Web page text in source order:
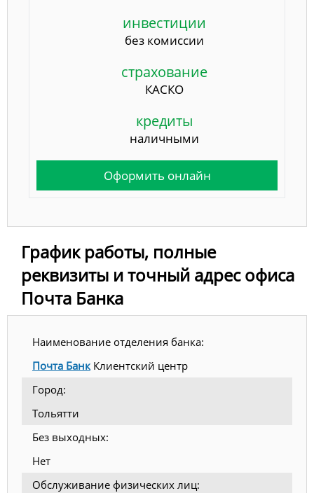
инвестиции
без комиссии
страхование
КАСКО
кредиты
наличными
Оформить онлайн
График работы, полные
реквизиты и точный адрес офиса
Почта Банка
Наименование отделения банка:
Почта БанкКлиентский центр
Город:
Тольятти
Без выходных:
Нет
Обслуживание физических лиц: